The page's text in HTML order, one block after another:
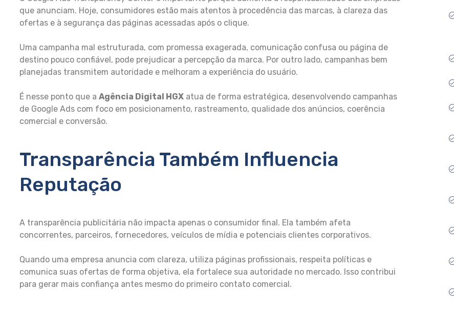
que anunciam. Hoje, consumidores estão mais atentos à procedência das marcas, à clareza das
ofertas e à segurança das páginas acessadas após o clique.
Uma campanha mal estruturada, com promessa exagerada, comunicação confusa ou página de
destino pouco confiável, pode prejudicar a percepção da marca. Por outro lado, campanhas bem
planejadas transmitem autoridade e melhoram a experiência do usuário.
É nesse ponto que a Agência Digital HGX atua de forma estratégica, desenvolvendo campanhas
de Google Ads com foco em posicionamento, rastreamento, qualidade dos anúncios, coerência
comercial e conversão.
Transparência Também Influencia
Reputação
A transparência publicitária não impacta apenas o consumidor final. Ela também afeta
concorrentes, parceiros, fornecedores, veículos de mídia e potenciais clientes corporativos.
Quando uma empresa anuncia com clareza, utiliza páginas profissionais, respeita políticas e
comunica suas ofertas de forma objetiva, ela fortalece sua autoridade no mercado. Isso contribui
para gerar mais confiança antes mesmo do primeiro contato comercial.